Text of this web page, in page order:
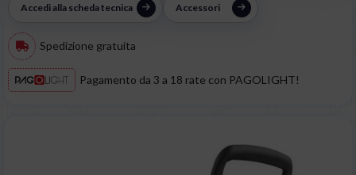
Accedi alla scheda tecnica Accessori
Spedizione gratuita
Pagamento da 3 a 18 rate con PAGOLIGHT!